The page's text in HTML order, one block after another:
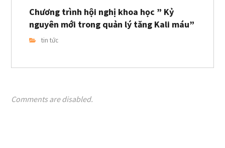
Chương trình hội nghị khoa học ” Kỷ
nguyên mới trong quản lý tăng Kali máu”
tin tức
Comments are disabled.